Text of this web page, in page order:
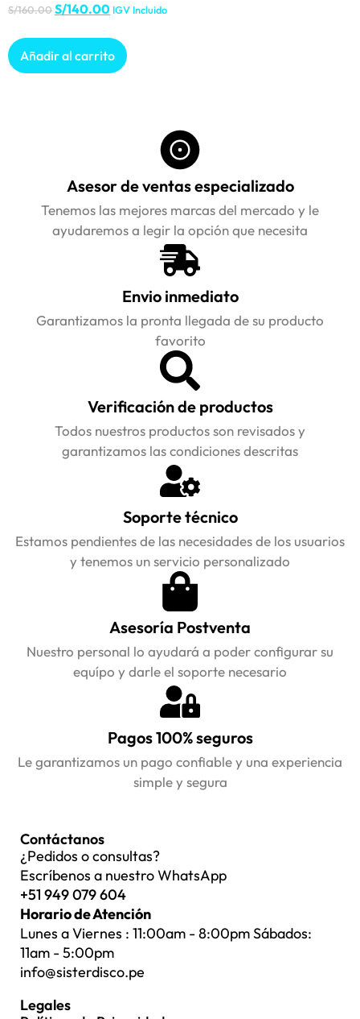
S/160.00S/140.00 IGV Incluido
Añadir al carrito
Asesor de ventas especializado
Tenemos las mejores marcas del mercado y le
ayudaremos a legir la opción que necesita
Envio inmediato
Garantizamos la pronta llegada de su producto
favorito
Verificación de productos
Todos nuestros productos son revisados y
garantizamos las condiciones descritas
Soporte técnico
Estamos pendientes de las necesidades de los usuarios
y tenemos un servicio personalizado
Asesoría Postventa
Nuestro personal lo ayudará a poder configurar su
equípo y darle el soporte necesario
Pagos 100% seguros
Le garantizamos un pago confiable y una experiencia
simple y segura
Contáctanos
¿Pedidos o consultas?
Escríbenos a nuestro WhatsApp
+51 949 079 604
Horario de Atención
Lunes a Viernes : 11:00am - 8:00pm Sábados:
11am - 5:00pm
info@sisterdisco.pe
Legales